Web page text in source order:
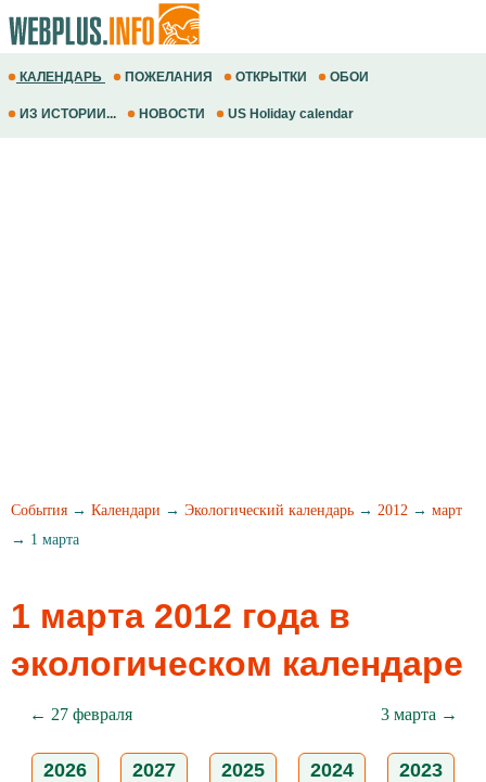
КАЛЕНДАРЬ ПОЖЕЛАНИЯ ОТКРЫТКИ ОБОИ
ИЗ ИСТОРИИ... НОВОСТИ US Holiday calendar
События → Календари → Экологический календарь → 2012 → март
→ 1 марта
1 марта 2012 года в
экологическом календаре
← 27 февраля 3 марта →
2026 2027 2025 2024 2023